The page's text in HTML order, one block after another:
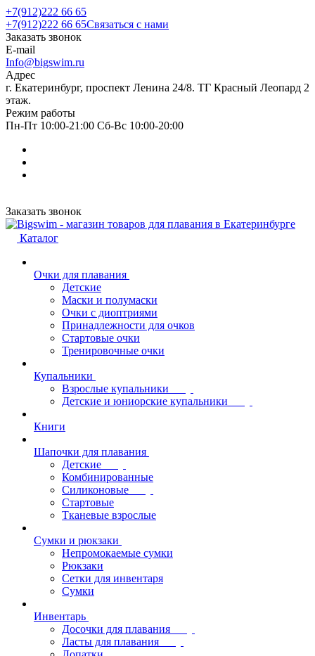
+7(912)222 66 65
+7(912)222 66 65Связаться с нами
Заказать звонок
E-mail
Info@bigswim.ru
Адрес
г. Екатеринбург, проспект Ленина 24/8. ТГ Красный Леопард 2
этаж.
Режим работы
Пн-Пт 10:00-21:00 Сб-Вс 10:00-20:00
Заказать звонок
Каталог
Очки для плавания
Детские
Маски и полумаски
Очки с диоптриями
Принадлежности для очков
Стартовые очки
Тренировочные очки
Купальники
Взрослые купальники
Детские и юниорские купальники
Книги
Шапочки для плавания
Детские
Комбинированные
Силиконовые
Стартовые
Тканевые взрослые
Сумки и рюкзаки
Непромокаемые сумки
Рюкзаки
Сетки для инвентаря
Сумки
Инвентарь
Досочки для плавания
Ласты для плавания